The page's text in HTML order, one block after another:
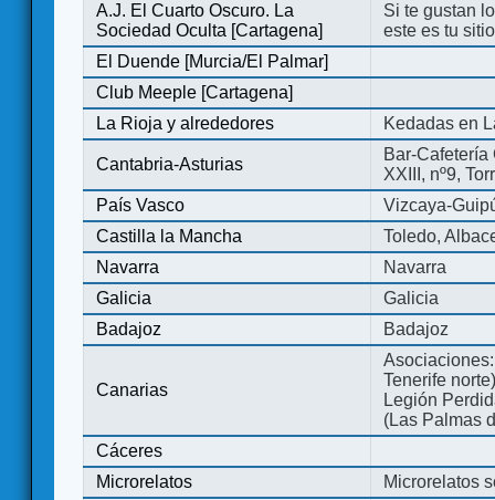
A.J. El Cuarto Oscuro. La
Sociedad Oculta [Cartagena]
Si te gustan
este es tu
El Duende [Murcia/El Palmar]
Club Meeple [Cartagena]
La Rioja y alrededores
Kedadas en
Cantabria-Asturias
Bar-
XXIII, nº9,
País Vasco
Vizcaya-
Castilla la Mancha
Toledo,
Navarra
Navarra
Galicia
Galicia
Badajoz
Badajoz
Canarias
Tenerife
Legión
(Las Palmas
Cáceres
Microrelatos
Microrelatos